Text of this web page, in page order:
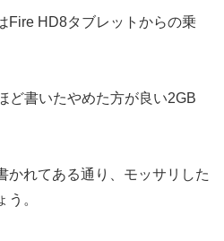
Fire HD8タブレットからの乗
ど書いたやめた方が良い2GB
かれてある通り、モッサリした
。